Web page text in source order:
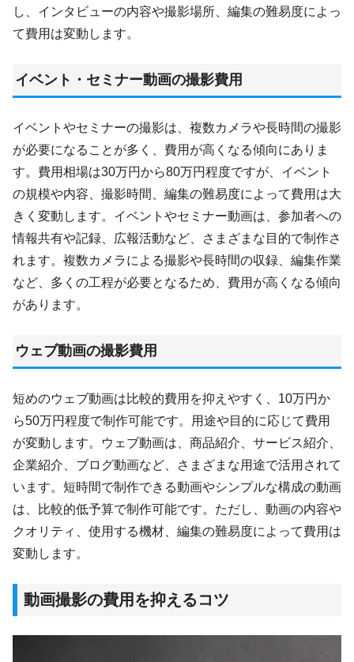
し、インタビューの内容や撮影場所、編集の難易度によっ
て費用は変動します。
イベント・セミナー動画の撮影費用
イベントやセミナーの撮影は、複数カメラや長時間の撮影
が必要になることが多く、費用が高くなる傾向にありま
す。費用相場は30万円から80万円程度ですが、イベント
の規模や内容、撮影時間、編集の難易度によって費用は大
きく変動します。イベントやセミナー動画は、参加者への
情報共有や記録、広報活動など、さまざまな目的で制作さ
れます。複数カメラによる撮影や長時間の収録、編集作業
など、多くの工程が必要となるため、費用が高くなる傾向
があります。
ウェブ動画の撮影費用
短めのウェブ動画は比較的費用を抑えやすく、10万円か
ら50万円程度で制作可能です。用途や目的に応じて費用
が変動します。ウェブ動画は、商品紹介、サービス紹介、
企業紹介、ブログ動画など、さまざまな用途で活用されて
います。短時間で制作できる動画やシンプルな構成の動画
は、比較的低予算で制作可能です。ただし、動画の内容や
クオリティ、使用する機材、編集の難易度によって費用は
変動します。
動画撮影の費用を抑えるコツ